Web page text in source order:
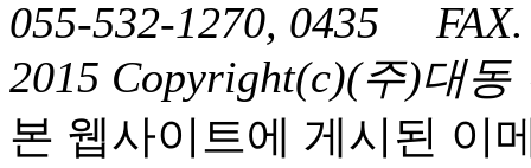
055-532-1270, 0435 FAX.
2015 Copyright(c)(주)대
본 웹사이트에 게시된 이